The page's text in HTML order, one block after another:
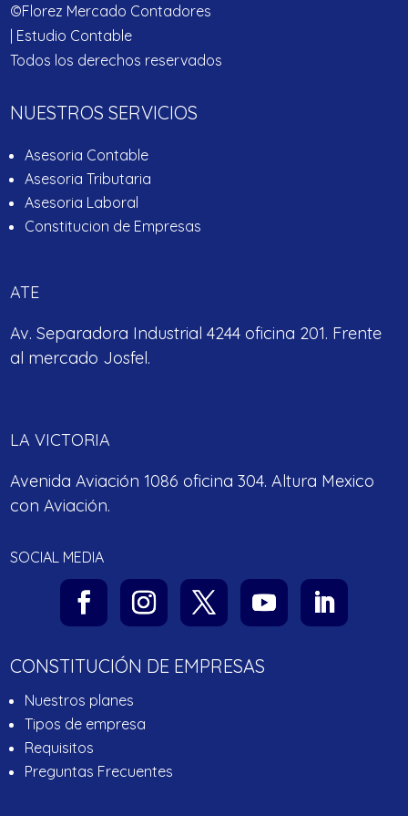
©Florez Mercado Contadores
| Estudio Contable
Todos los derechos reservados
NUESTROS SERVICIOS
Asesoria Contable
Asesoria Tributaria
Asesoria Laboral
Constitucion de Empresas
ATE
Av. Separadora Industrial 4244 oficina 201. Frente
al mercado Josfel.
LA VICTORIA
Avenida Aviación 1086 oficina 304. Altura Mexico
con Aviación.
SOCIAL MEDIA
CONSTITUCIÓN DE EMPRESAS
Nuestros planes
Tipos de empresa
Requisitos
Preguntas Frecuentes